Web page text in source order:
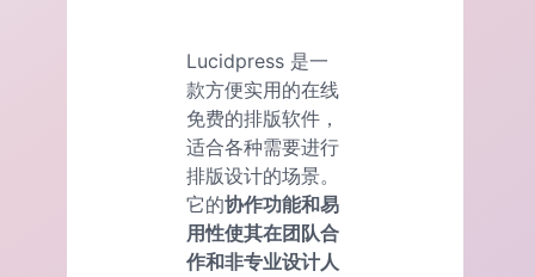
Lucidpress 是一
款方便实用的在线
免费的排版软件，
适合各种需要进行
排版设计的场景。
它的协作功能和易
用性使其在团队合
作和非专业设计人